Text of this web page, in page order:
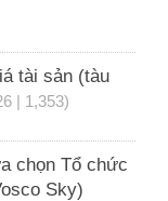
tài sản (tàu
| 1,353)
chọn Tổ chức
Sky)